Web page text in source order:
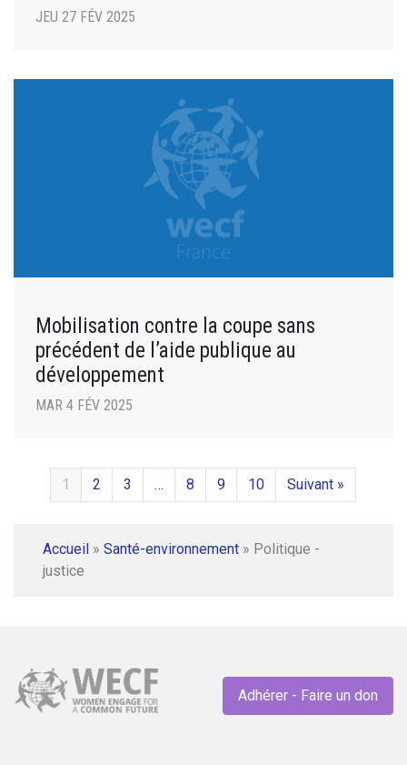
JEU 27 FÉV 2025
Mobilisation contre la coupe sans
précédent de l’aide publique au
développement
MAR 4 FÉV 2025
1 2 3 … 8 9 10 Suivant »
Accueil » Santé-environnement » Politique -
justice
Adhérer - Faire un don